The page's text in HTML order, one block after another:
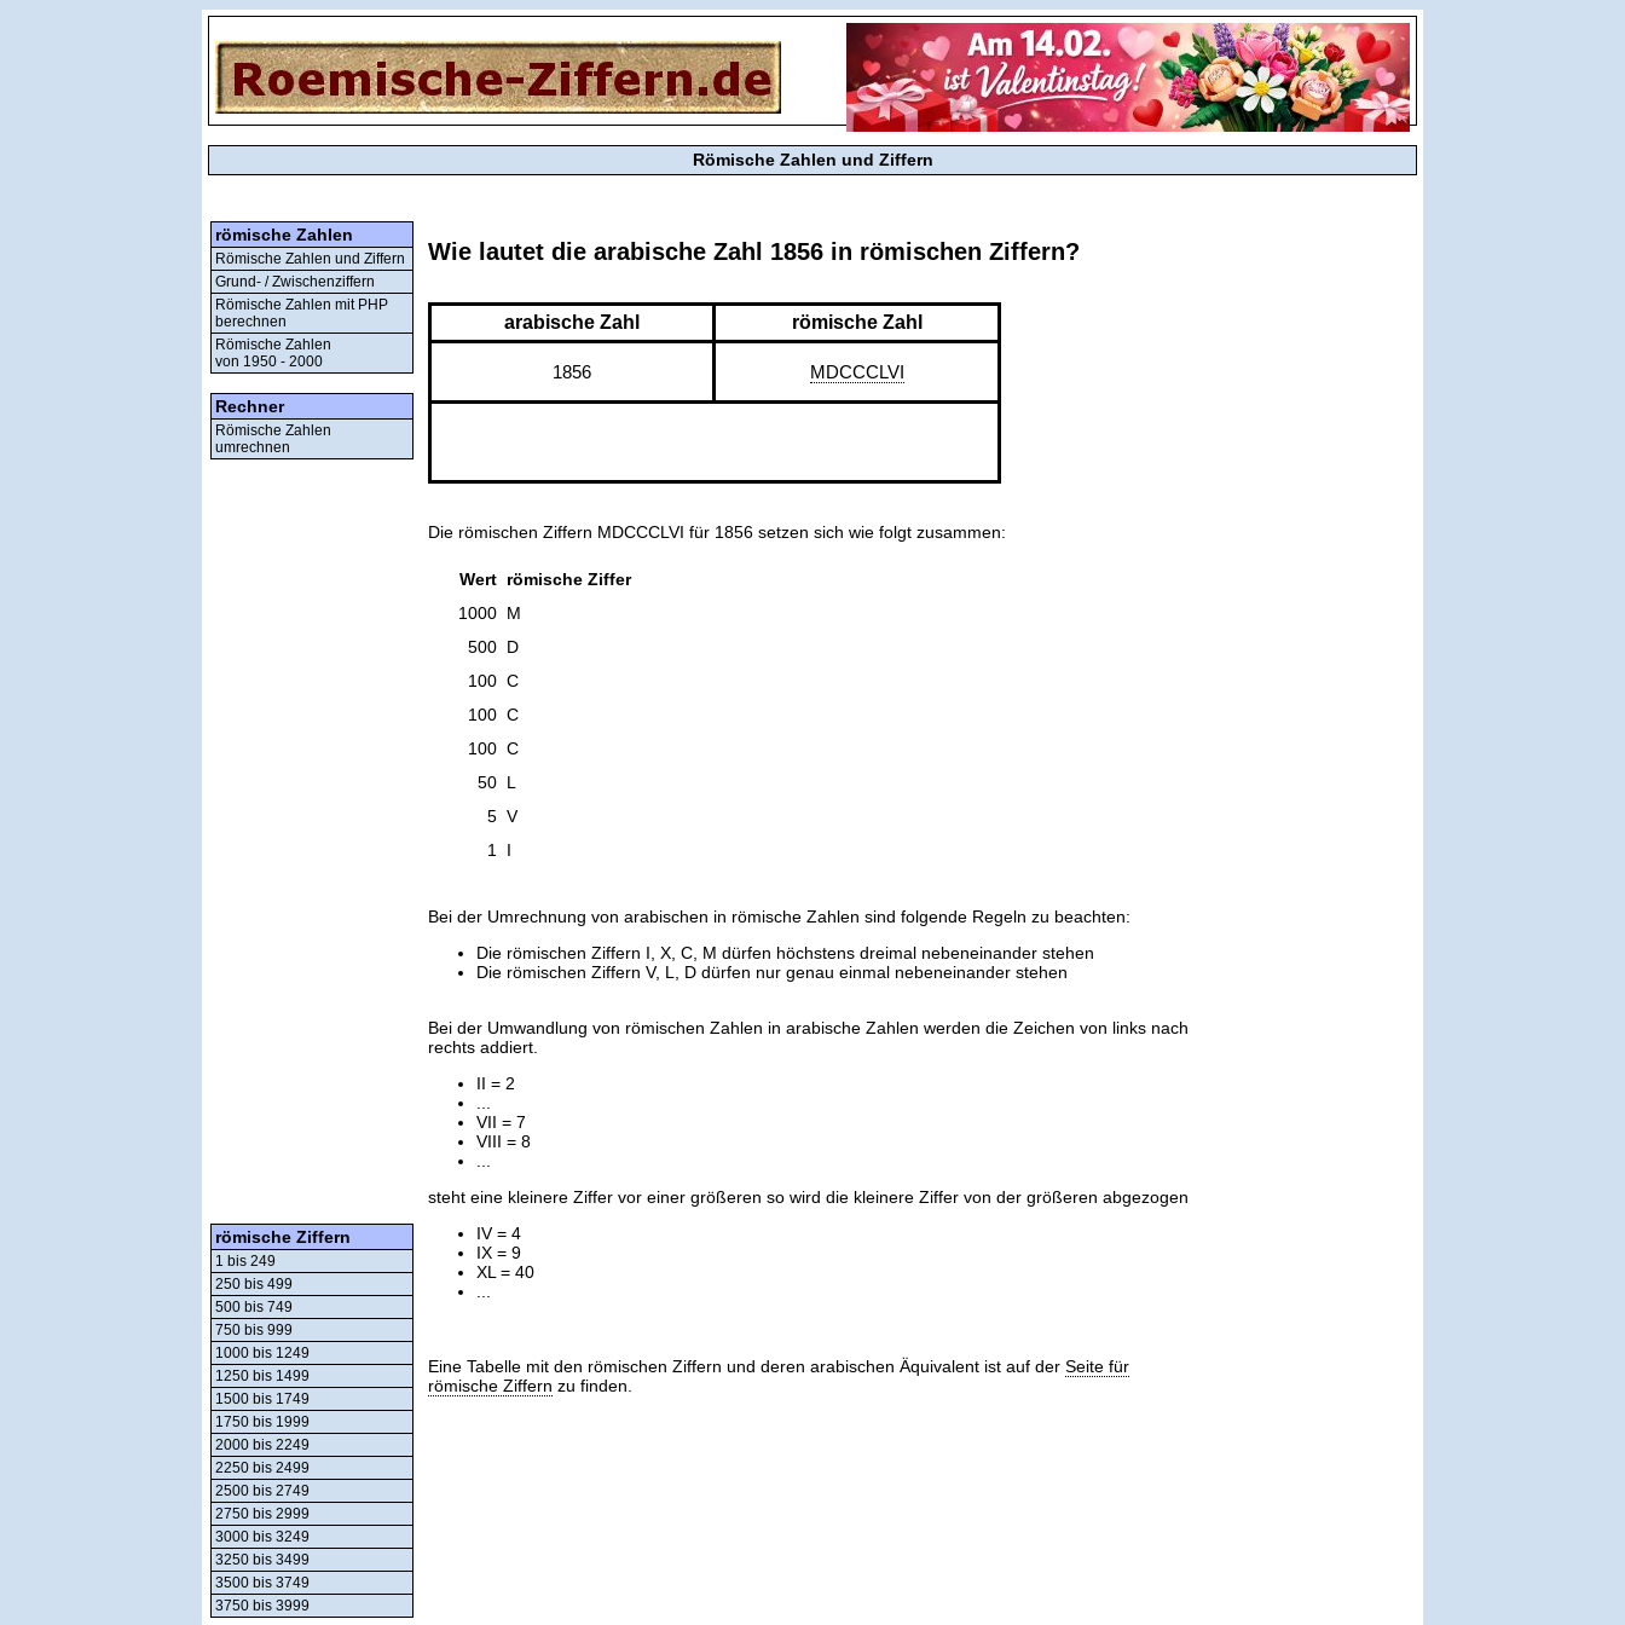
Römische Zahlen und Ziffern
römische Zahlen
Römische Zahlen und Ziffern
Grund- / Zwischenziffern
Römische Zahlen mit PHP
berechnen
Römische Zahlen
von 1950 - 2000
Rechner
Römische Zahlen
umrechnen
römische Ziffern
1 bis 249
250 bis 499
500 bis 749
750 bis 999
1000 bis 1249
1250 bis 1499
1500 bis 1749
1750 bis 1999
2000 bis 2249
2250 bis 2499
2500 bis 2749
2750 bis 2999
3000 bis 3249
3250 bis 3499
3500 bis 3749
3750 bis 3999
Wie lautet die arabische Zahl 1856 in römischen Ziffern?
arabische Zahl römische Zahl
1856 MDCCCLVI
Die römischen Ziffern MDCCCLVI für 1856 setzen sich wie folgt zusammen:
Wert römische Ziffer
1000 M
500 D
100 C
100 C
100 C
50 L
5 V
1
I
Bei der Umrechnung von arabischen in römische Zahlen sind folgende Regeln zu beachten:
Die römischen Ziffern I, X, C, M dürfen höchstens dreimal nebeneinander stehen
Die römischen Ziffern V, L, D dürfen nur genau einmal nebeneinander stehen
Bei der Umwandlung von römischen Zahlen in arabische Zahlen werden die Zeichen von links nach
rechts addiert.
II = 2
VII = 7
VIII = 8
steht eine kleinere Ziffer vor einer größeren so wird die kleinere Ziffer von der größeren abgezogen
IV = 4
IX = 9
XL = 40
Eine Tabelle mit den römischen Ziffern und deren arabischen Äquivalent ist auf der Seite für
römische Ziffern zu finden.